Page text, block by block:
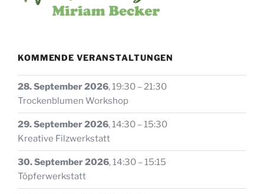
KOMMENDE VERANSTALTUNGEN
28. September 2026,19:30 –21:30
Trockenblumen Workshop
29. September 2026,14:30 –15:30
Kreative Filzwerkstatt
30. September 2026,14:30 –15:15
Töpferwerkstatt